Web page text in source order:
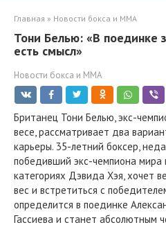
Главная » Новости бокса и ММА
Тони Белью: «В поединке
есть смысл»
Новости бокса и ММА
Британец Тони Белью, экс-
весе, рассматривает два
карьеры. 35-летний боксер,
победивший экс-чемпиона мира
категориях Дэвида Хэя, хочет
вес и встретиться с
определится в поединке
Гассиева и станет абсолютным